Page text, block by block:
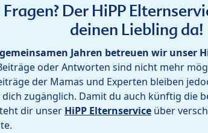
Der HiPP
deinen Liebling da!
Jahren betreuen wir unser
oder Antworten sind nicht mehr
der Mamas und Experten bleiben
zugänglich. Damit du auch künftig die
dir unser HiPP Elternservice über